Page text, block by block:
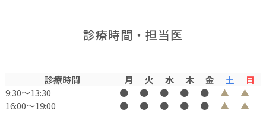
診療時間・担当医
診療時間 月 火 水 木 金 土
日
9:30〜13:30
● ● ● ● ● ▲
▲
16:00〜19:00
● ● ● ● ● ▲ ▲